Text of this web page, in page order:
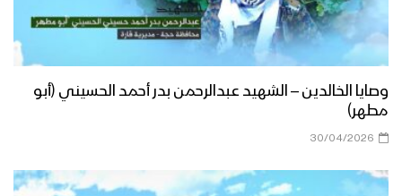
وصايا الخالدين – الشهيد عبدالرحمن بدر أحمد الحسيني (أبو
مطهر)
30/04/2026